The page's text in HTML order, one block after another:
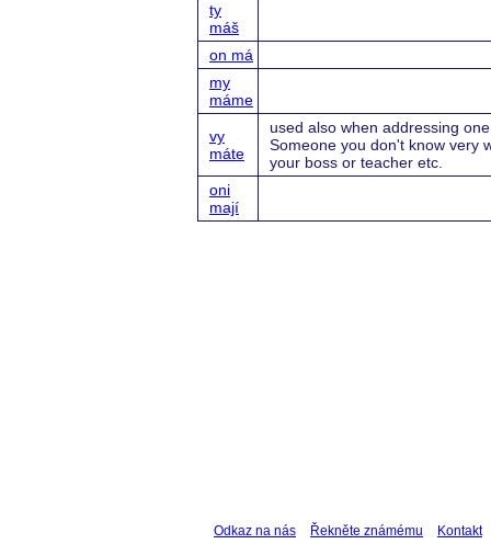
ty
máš
on má
my
máme
vy
máte
used also when addressing
Someone you don't know very
your boss or teacher etc.
oni
mají
Odkaz na nás Řekněte známému Kontakt